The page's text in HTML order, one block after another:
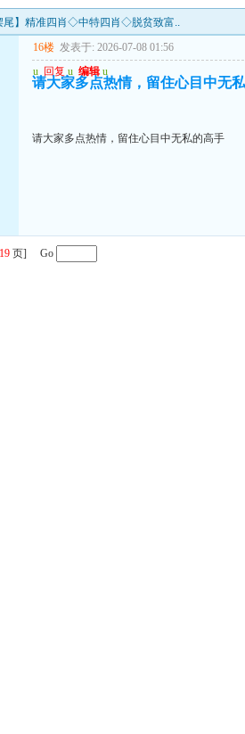
尾】精准四肖◇中特四肖◇脱贫致富..
16楼 发表于: 2026-07-08 01:56
u 回复 u 编辑 u
请大家多点热情，留住心目中无
请大家多点热情，留住心目中无私的高手
19 页] Go